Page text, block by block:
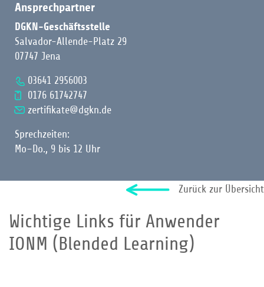
Ansprechpartner
DGKN-Geschäftsstelle
Salvador-Allende-Platz 29
07747 Jena
03641 2956003
0176 61742747
zertifikate@dgkn.de
Sprechzeiten:
Mo–Do., 9 bis 12 Uhr
Wichtige Links für Anwender
IONM (Blended Learning)
Zurück zur Übersicht